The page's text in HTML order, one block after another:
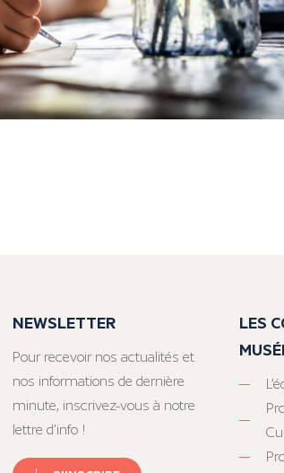
NEWSLETTER
Pour recevoir nos actualités et
nos informations de dernière
minute, inscrivez-vous à notre
lettre d’info !
LES